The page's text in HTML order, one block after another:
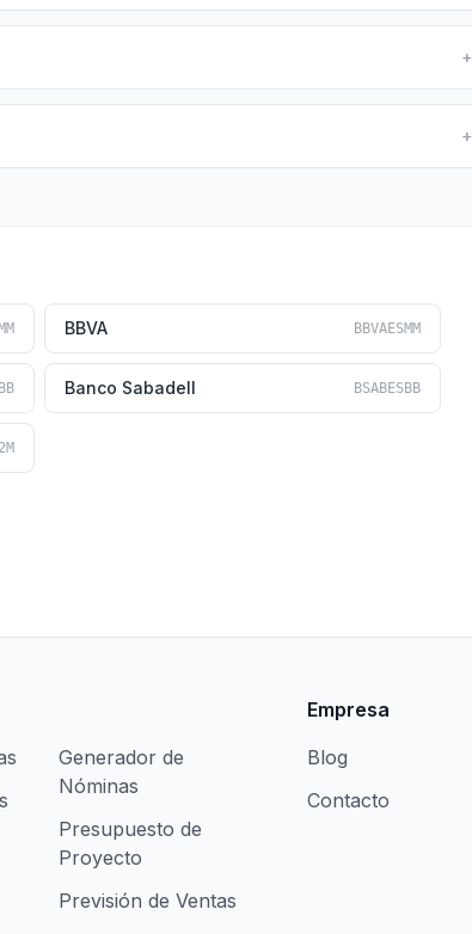
+
+
BBVA BBVAESMM
Banco Sabadell BSABESBB
Generador de
Nóminas
Presupuesto de
Proyecto
Previsión de Ventas
Empresa
Blog
Contacto